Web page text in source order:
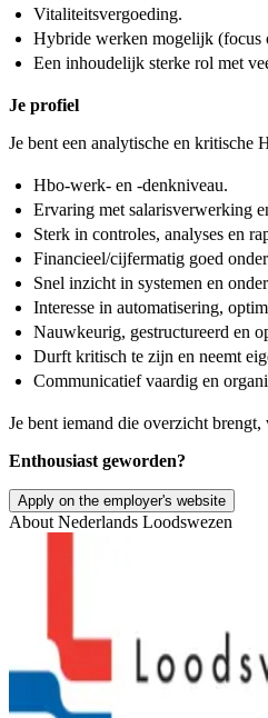
Vitaliteitsvergoeding.
Hybride werken mogelijk (focus
Een inhoudelijk sterke rol met
Je profiel
Je bent een analytische en kritische
Hbo-werk- en -denkniveau.
Ervaring met salarisverwerking
Sterk in controles, analyses en
Financieel/cijfermatig goed
Snel inzicht in systemen en
Interesse in automatisering,
Nauwkeurig, gestructureerd en
Durft kritisch te zijn en neemt
Communicatief vaardig en
Je bent iemand die overzicht
Enthousiast geworden?
Apply on the employer's website
About Nederlands Loodswezen